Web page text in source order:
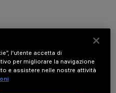
l'utente accetta di
per migliorare la navigazione
e assistere nelle nostre attività